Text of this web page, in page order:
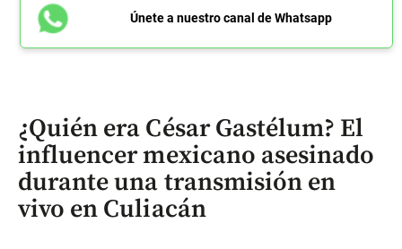
Únete a nuestro canal de Whatsapp
¿Quién era César Gastélum? El
influencer mexicano asesinado
durante una transmisión en
vivo en Culiacán